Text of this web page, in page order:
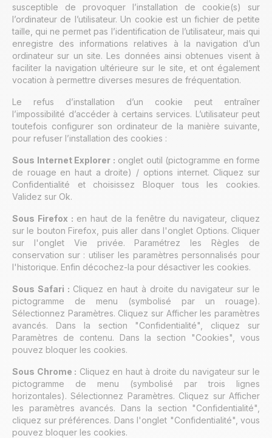
susceptible de provoquer l’installation de cookie(s) sur
l’ordinateur de l’utilisateur. Un cookie est un fichier de petite
taille, qui ne permet pas l’identification de l’utilisateur, mais qui
enregistre des informations relatives à la navigation d’un
ordinateur sur un site. Les données ainsi obtenues visent à
faciliter la navigation ultérieure sur le site, et ont également
vocation à permettre diverses mesures de fréquentation.
Le refus d’installation d’un cookie peut entraîner
l’impossibilité d’accéder à certains services. L’utilisateur peut
toutefois configurer son ordinateur de la manière suivante,
pour refuser l’installation des cookies :
Sous Internet Explorer : onglet outil (pictogramme en forme
de rouage en haut a droite) / options internet. Cliquez sur
Confidentialité et choisissez Bloquer tous les cookies.
Validez sur Ok.
Sous Firefox : en haut de la fenêtre du navigateur, cliquez
sur le bouton Firefox, puis aller dans l'onglet Options. Cliquer
sur l'onglet Vie privée. Paramétrez les Règles de
conservation sur : utiliser les paramètres personnalisés pour
l'historique. Enfin décochez-la pour désactiver les cookies.
Sous Safari : Cliquez en haut à droite du navigateur sur le
pictogramme de menu (symbolisé par un rouage).
Sélectionnez Paramètres. Cliquez sur Afficher les paramètres
avancés. Dans la section "Confidentialité", cliquez sur
Paramètres de contenu. Dans la section "Cookies", vous
pouvez bloquer les cookies.
Sous Chrome : Cliquez en haut à droite du navigateur sur le
pictogramme de menu (symbolisé par trois lignes
horizontales). Sélectionnez Paramètres. Cliquez sur Afficher
les paramètres avancés. Dans la section "Confidentialité",
cliquez sur préférences. Dans l'onglet "Confidentialité", vous
pouvez bloquer les cookies.